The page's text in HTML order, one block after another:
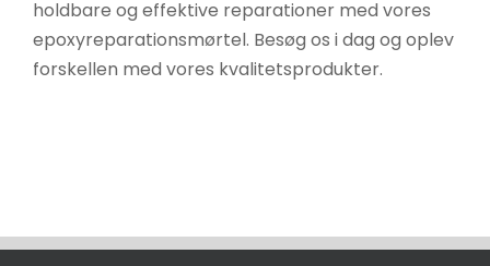
holdbare og effektive reparationer med vores
epoxyreparationsmørtel. Besøg os i dag og oplev
forskellen med vores kvalitetsprodukter.